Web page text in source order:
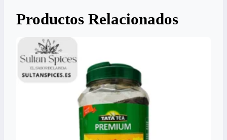
Productos Relacionados